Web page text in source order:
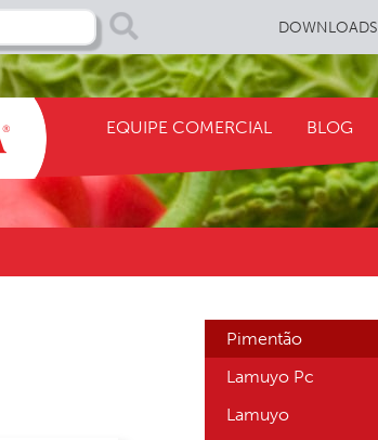
DOWNLOADS
EQUIPE COMERCIAL BLOG
Pimentão
Lamuyo Pc
Lamuyo